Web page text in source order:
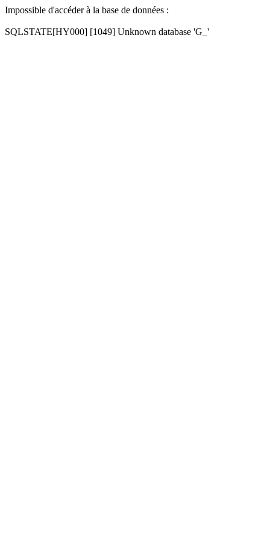
Impossible d'accéder à la base de données :
SQLSTATE[HY000] [1049] Unknown database 'G_'